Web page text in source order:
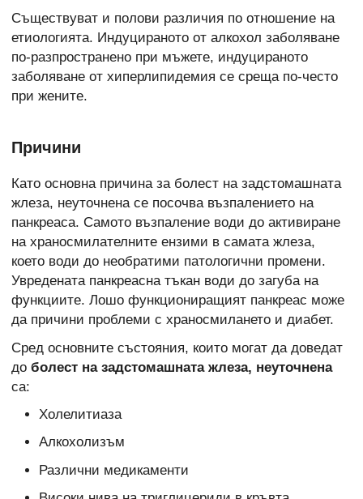
Съществуват и полови различия по отношение на
етиологията. Индуцираното от алкохол заболяване
по-разпространено при мъжете, индуцираното
заболяване от хиперлипидемия се среща по-често
при жените.
Причини
Като основна причина за болест на задстомашната
жлеза, неуточнена се посочва възпалението на
панкреаса. Самото възпаление води до активиране
на храносмилателните ензими в самата жлеза,
което води до необратими патологични промени.
Увредената панкреасна тъкан води до загуба на
функциите. Лошо функциониращият панкреас може
да причини проблеми с храносмилането и диабет.
Сред основните състояния, които могат да доведат
до болест на задстомашната жлеза, неуточнена
са:
Холелитиаза
Алкохолизъм
Различни медикаменти